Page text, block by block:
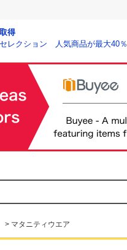
得
レクション 人気商品が最大40％
> マタニティウエア